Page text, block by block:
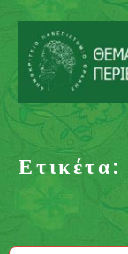
Μεταπηδήστε
περιεχόμενο
και
Ετικέτα: